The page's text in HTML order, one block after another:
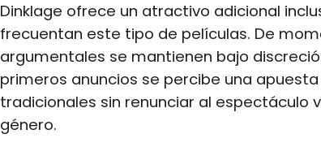
Dinklage ofrece un atractivo adicional
frecuentan este tipo de películas. De
argumentales se mantienen bajo
primeros anuncios se percibe una
tradicionales sin renunciar al espectáculo
género.